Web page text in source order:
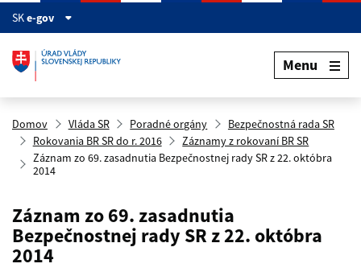
Preskočiť na hlavný obsah
SKe-gov
Menu
Domov Vláda SR Poradné orgány
Bezpečnostná rada SR
Rokovania BR SR do r. 2016
Záznamy z rokovaní BR SR
Záznam zo 69. zasadnutia Bezpečnostnej rady SR z 22. októbra
2014
Záznam zo 69. zasadnutia
Bezpečnostnej rady SR z 22. októbra
2014